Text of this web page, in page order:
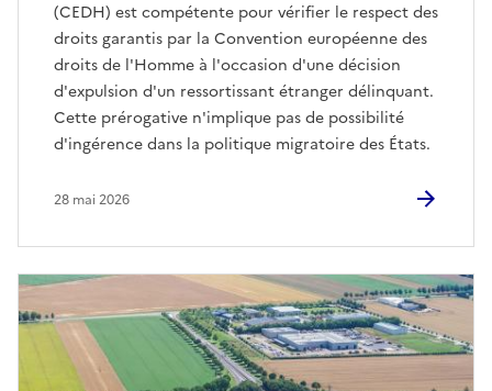
(CEDH) est compétente pour vérifier le respect des
droits garantis par la Convention européenne des
droits de l'Homme à l'occasion d'une décision
d'expulsion d'un ressortissant étranger délinquant.
Cette prérogative n'implique pas de possibilité
d'ingérence dans la politique migratoire des États.
28 mai 2026